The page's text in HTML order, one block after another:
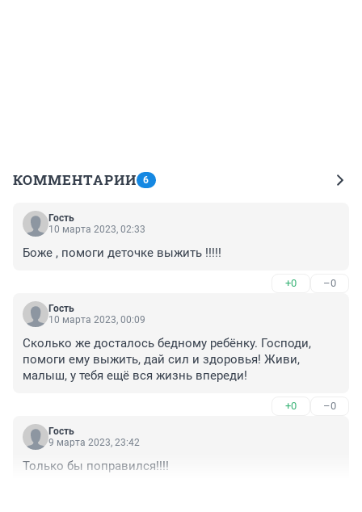
КОММЕНТАРИИ 6
Гость
10 марта 2023, 02:33
Боже , помоги деточке выжить !!!!!
+0 –0
Гость
10 марта 2023, 00:09
Сколько же досталось бедному ребёнку. Господи,
помоги ему выжить, дай сил и здоровья! Живи,
малыш, у тебя ещё вся жизнь впереди!
+0 –0
Гость
9 марта 2023, 23:42
Только бы поправился!!!!